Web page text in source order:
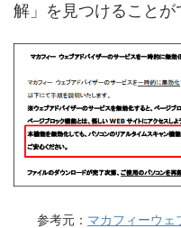
解」を見つけることが
参考元： マカフィーウェ